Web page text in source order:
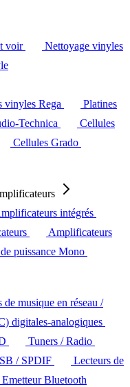
voir
Nettoyage vinyles
vinyles Rega
Platines
Technica
Cellules
Cellules Grado
intégrés
Amplificateurs
puissance Mono
de musique en réseau /
digitales-analogiques
Tuners / Radio
/ SPDIF
Lecteurs de
Emetteur Bluetooth